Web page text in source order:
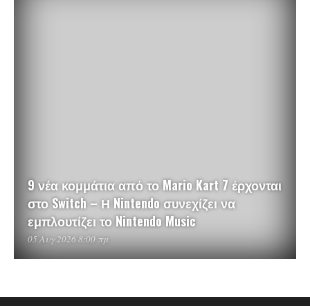
9 νέα κομμάτια από το Mario Kart 7 έρχονται
στο Switch – Η Nintendo συνεχίζει να
εμπλουτίζει το Nintendo Music
05 Αυγ 2026 8:00 πμ